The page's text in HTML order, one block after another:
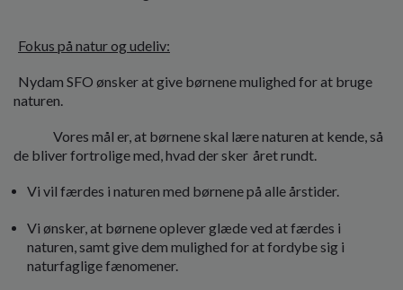
Fokus på natur og udeliv:
Nydam SFO ønsker at give børnene mulighed for at bruge
naturen.
Vores mål er, at børnene skal lære naturen at kende, så
de bliver fortrolige med, hvad der sker året rundt.
Vi vil færdes i naturen med børnene på alle årstider.
Vi ønsker, at børnene oplever glæde ved at færdes i
naturen, samt give dem mulighed for at fordybe sig i
naturfaglige fænomener.